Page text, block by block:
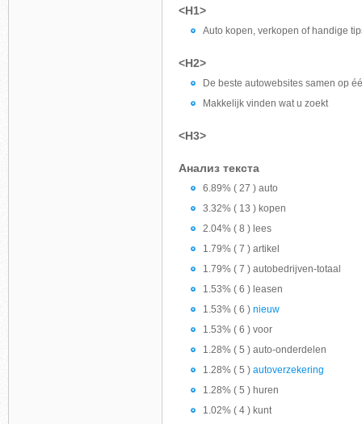
<H1>
Auto kopen, verkopen of handige
<H2>
De beste autowebsites samen op
Makkelijk vinden wat u zoekt
<H3>
Анализ текста
6.89% ( 27 ) auto
3.32% ( 13 ) kopen
2.04% ( 8 ) lees
1.79% ( 7 ) artikel
1.79% ( 7 ) autobedrijven-totaal
1.53% ( 6 ) leasen
1.53% ( 6 ) nieuw
1.53% ( 6 ) voor
1.28% ( 5 ) auto-onderdelen
1.28% ( 5 ) autoverzekering
1.28% ( 5 ) huren
1.02% ( 4 ) kunt